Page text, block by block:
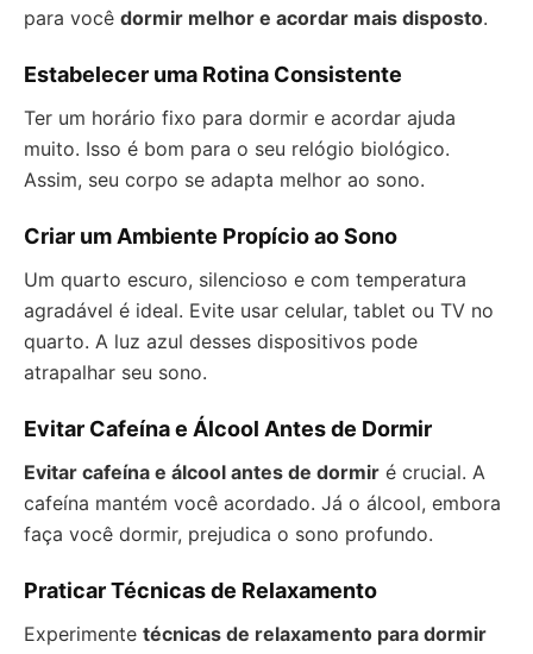
para você dormir melhor e acordar mais disposto.
Estabelecer uma Rotina Consistente
Ter um horário fixo para dormir e acordar ajuda
muito. Isso é bom para o seu relógio biológico.
Assim, seu corpo se adapta melhor ao sono.
Criar um Ambiente Propício ao Sono
Um quarto escuro, silencioso e com temperatura
agradável é ideal. Evite usar celular, tablet ou TV no
quarto. A luz azul desses dispositivos pode
atrapalhar seu sono.
Evitar Cafeína e Álcool Antes de Dormir
Evitar cafeína e álcool antes de dormir é crucial. A
cafeína mantém você acordado. Já o álcool, embora
faça você dormir, prejudica o sono profundo.
Praticar Técnicas de Relaxamento
Experimente técnicas de relaxamento para dormir